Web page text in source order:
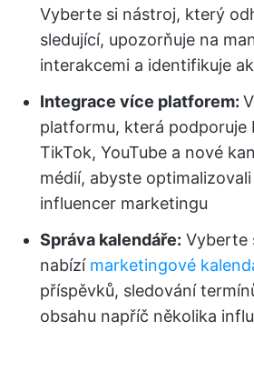
Vyberte si nástroj, který
sledující, upozorňuje na
interakcemi a identifikuje
Integrace více platforem:
platformu, která podporuje
TikTok, YouTube a nové
médií, abyste
influencer marketingu
Správa kalendáře: Vyberte
nabízí marketingové
příspěvků, sledování
obsahu napříč několika